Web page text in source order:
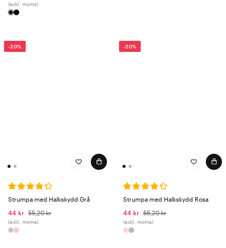
(exkl. moms)
-20%
Strumpa med Halkskydd Grå
44 kr 55,20 kr
(exkl. moms)
-20%
Strumpa med Halkskydd Rosa
44 kr 55,20 kr
(exkl. moms)